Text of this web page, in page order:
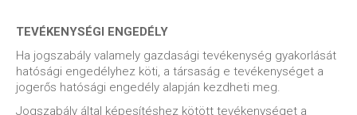
TEVÉKENYSÉGI ENGEDÉLY
Ha jogszabály valamely gazdasági tevékenység gyakorlását
hatósági engedélyhez köti, a társaság e tevékenységet a
jogerős hatósági engedély alapján kezdheti meg.
Jogszabály által képesítéshez kötött tevékenységet a